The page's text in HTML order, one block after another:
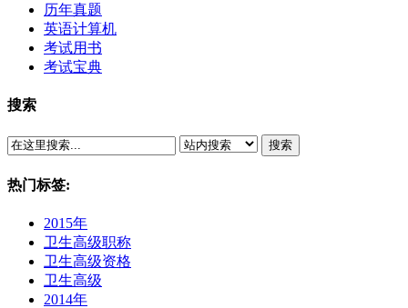
历年真题
英语计算机
考试用书
考试宝典
搜索
搜索
热门标签:
2015年
卫生高级职称
卫生高级资格
卫生高级
2014年